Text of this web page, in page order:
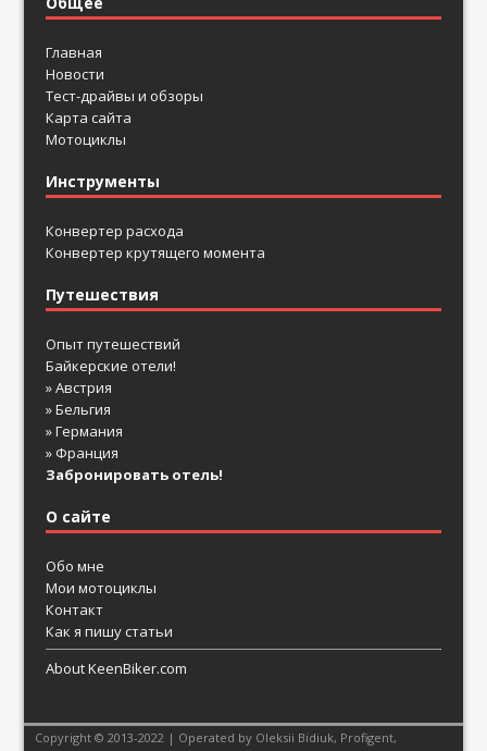
Главная
Новости
Тест-драйвы и обзоры
Карта сайта
Мотоциклы
Инструменты
Конвертер расхода
Конвертер крутящего момента
Путешествия
Опыт путешествий
Байкерские отели!
» Австрия
» Бельгия
» Германия
» Франция
Забронировать отель!
О сайте
Обо мне
Мои мотоциклы
Контакт
Как я пишу статьи
About KeenBiker.com
Copyright © 2013-2022 | Operated by Oleksii Bidiuk, Profigent,